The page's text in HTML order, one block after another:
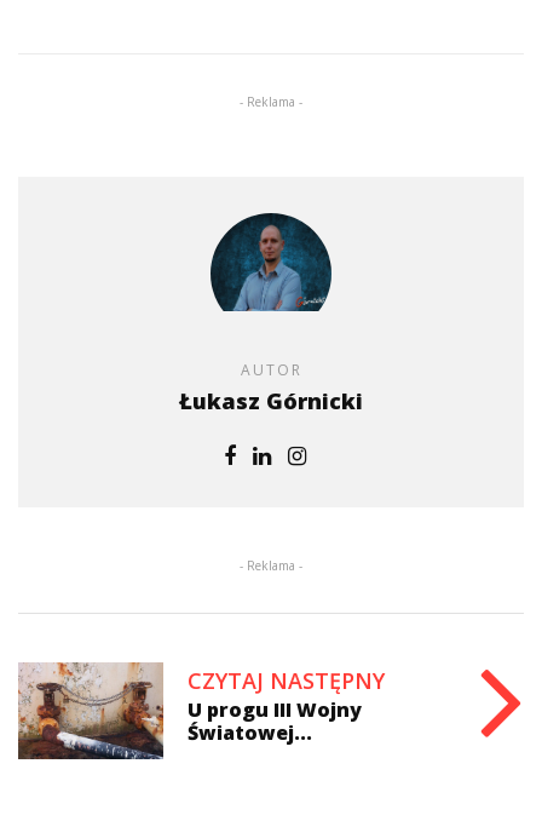
- Reklama -
AUTOR
Łukasz Górnicki
- Reklama -
CZYTAJ NASTĘPNY
U progu III Wojny
Światowej...